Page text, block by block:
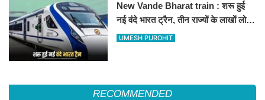
New Vande Bharat train : शरू हुई
नई वंदे भारत ट्रैन, तीन राज्यों के लाखों लोगों
का सफर होगा आसान, देखें पूरा रूटमैप
UMESH PUROHIT
RECOMMENDED